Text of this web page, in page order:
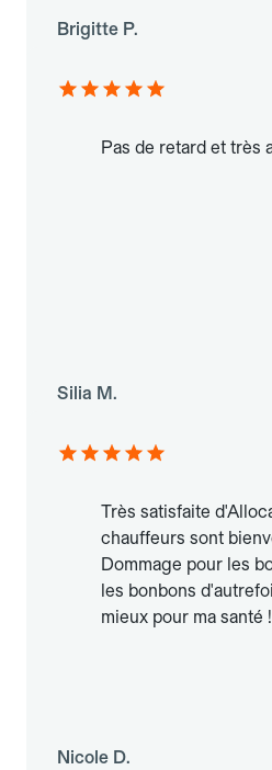
Brigitte P.
Pas de retard et très
Silia M.
Très satisfaite
chauffeurs sont
Dommage pour les
les bonbons
mieux pour ma santé
Nicole D.